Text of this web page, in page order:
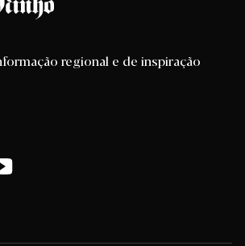
regional e de inspiração